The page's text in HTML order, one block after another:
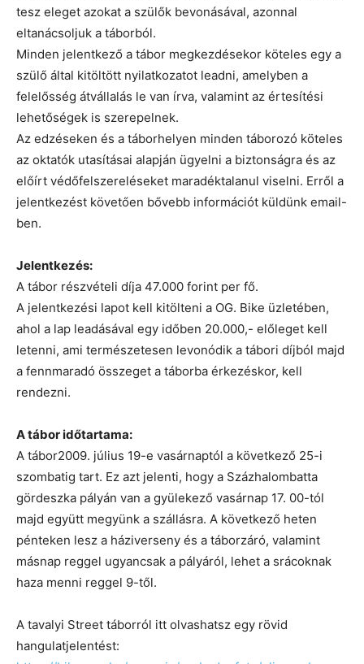
tesz eleget azokat a szülők bevonásával, azonnal
eltanácsoljuk a táborból.
Minden jelentkező a tábor megkezdésekor köteles egy a
szülő által kitöltött nyilatkozatot leadni, amelyben a
felelősség átvállalás le van írva, valamint az értesítési
lehetőségek is szerepelnek.
Az edzéseken és a táborhelyen minden táborozó köteles
az oktatók utasításai alapján ügyelni a biztonságra és az
előírt védőfelszereléseket maradéktalanul viselni. Erről a
jelentkezést követően bővebb információt küldünk email-
ben.
Jelentkezés:
A tábor részvételi díja 47.000 forint per fő.
A jelentkezési lapot kell kitölteni a OG. Bike üzletében,
ahol a lap leadásával egy időben 20.000,- előleget kell
letenni, ami természetesen levonódik a tábori díjból majd
a fennmaradó összeget a táborba érkezéskor, kell
rendezni.
A tábor időtartama:
A tábor2009. július 19-e vasárnaptól a következő 25-i
szombatig tart. Ez azt jelenti, hogy a Százhalombatta
gördeszka pályán van a gyülekező vasárnap 17. 00-tól
majd együtt megyünk a szállásra. A következő heten
pénteken lesz a háziverseny és a táborzáró, valamint
másnap reggel ugyancsak a pályáról, lehet a srácoknak
haza menni reggel 9-től.
A tavalyi Street táborról itt olvashatsz egy rövid
hangulatjelentést: